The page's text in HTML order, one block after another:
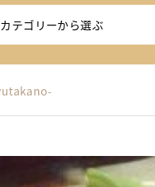
カテゴリーから選ぶ